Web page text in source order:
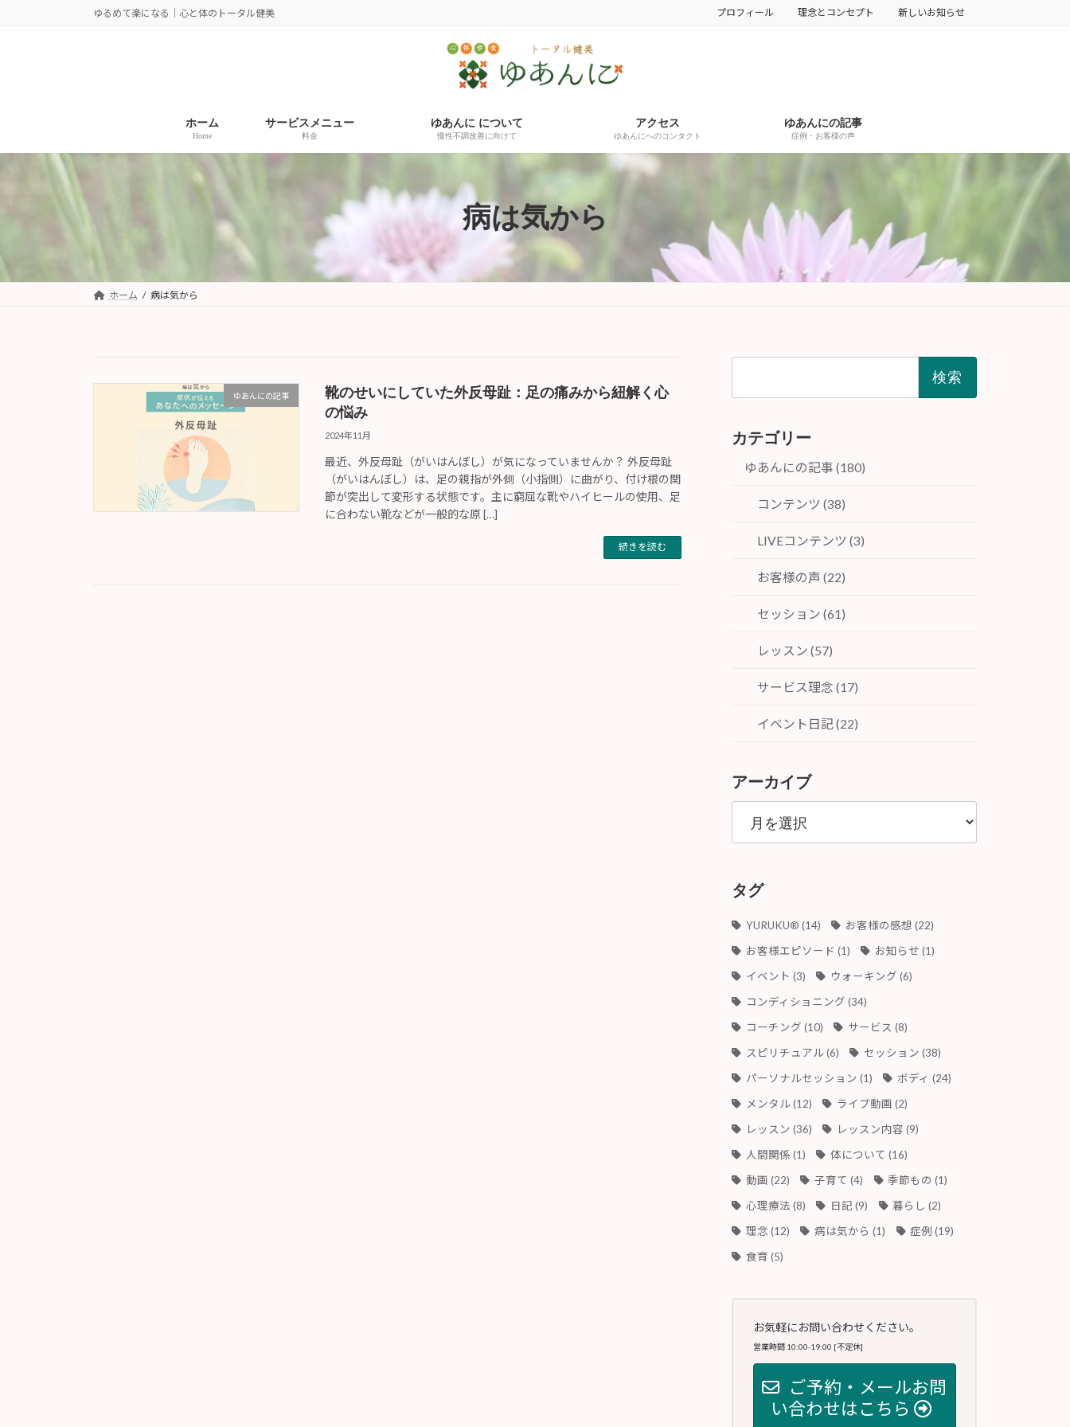
キ
に
ゆるめて楽になる｜心と体のトータル健美 プロフィール 理念とコンセプト 新しいお知らせ
ホーム
Home
サービスメニュー
料金
ゆあんに について
慢性不調改善に向けて
アクセス
ゆあんにへのコンタクト
ゆあんにの記事
症例・お客様の声
病は気から
ホーム 病は気から
ゆあんにの記事
靴のせいにしていた外反母趾：足の痛みから紐解く心
の悩み
2024年11月
最近、外反母趾（がいはんぼし）が気になっていませんか？ 外反母趾
（がいはんぼし）は、足の親指が外側（小指側）に曲がり、付け根の関
節が突出して変形する状態です。主に窮屈な靴やハイヒールの使用、足
に合わない靴などが一般的な原 […]
続きを読む
カテゴリー
ゆあんにの記事 (180)
コンテンツ (38)
LIVEコンテンツ (3)
お客様の声 (22)
セッション (61)
レッスン (57)
サービス理念 (17)
イベント日記 (22)
アーカイブ
ア
カ
ブ
タグ
YURUKU®︎ (14) お客様の感想 (22)
お客様エピソード (1) お知らせ (1)
イベント (3) ウォーキング (6)
コンディショニング (34)
コーチング (10) サービス (8)
スピリチュアル(6) セッション (38)
パーソナルセッション (1) ボディ (24)
メンタル(12) ライブ動画 (2)
レッスン (36) レッスン内容 (9)
人間関係 (1) 体について (16)
動画 (22) 子育て (4) 季節もの (1)
心理療法 (8) 日記(9) 暮らし (2)
理念 (12) 病は気から (1) 症例 (19)
食育 (5)
お気軽にお問い合わせください。
営業時間 10:00-19:00 [不定休]
ご予約・メールお問
い合わせはこちら